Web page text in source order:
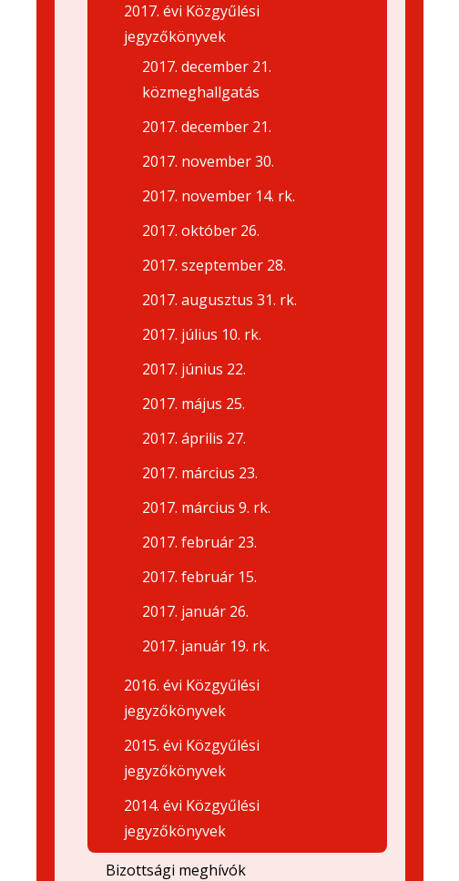
2017. évi Közgyűlési
jegyzőkönyvek
2017. december 21.
közmeghallgatás
2017. december 21.
2017. november 30.
2017. november 14. rk.
2017. október 26.
2017. szeptember 28.
2017. augusztus 31. rk.
2017. július 10. rk.
2017. június 22.
2017. május 25.
2017. április 27.
2017. március 23.
2017. március 9. rk.
2017. február 23.
2017. február 15.
2017. január 26.
2017. január 19. rk.
2016. évi Közgyűlési
jegyzőkönyvek
2015. évi Közgyűlési
jegyzőkönyvek
2014. évi Közgyűlési
jegyzőkönyvek
Bizottsági meghívók